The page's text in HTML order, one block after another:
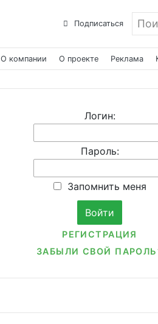
Подписаться
О компании О проекте Реклама
Логин:
Пароль:
Запомнить меня
РЕГИСТРАЦИЯ
ЗАБЫЛИ СВОЙ